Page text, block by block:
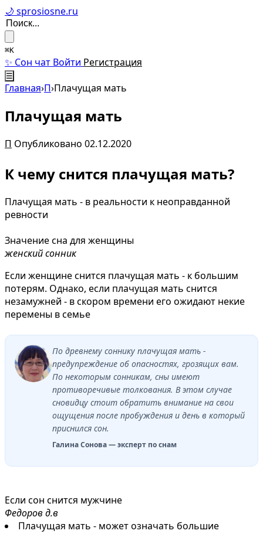
🌙 sprosiosne.ru
⌘K
✨ Сон чат Войти Регистрация
☰
Главная›П›Плачущая мать
Плачущая мать
П Опубликовано 02.12.2020
К чему снится плачущая мать?
Плачущая мать - в реальности к неоправданной
ревности
Значение сна для женщины
женский сонник
Если женщине снится плачущая мать - к большим
потерям. Однако, если плачущая мать снится
незамужней - в скором времени его ожидают некие
перемены в семье
По древнему соннику плачущая мать -
предупреждение об опасностях, грозящих вам.
По некоторым сонникам, сны имеют
противоречивые толкования. В этом случае
сновидцу стоит обратить внимание на свои
ощущения после пробуждения и день в который
приснился сон.
Галина Сонова — эксперт по снам
Если сон снится мужчине
Федоров д.в
Плачущая мать - может означать большие